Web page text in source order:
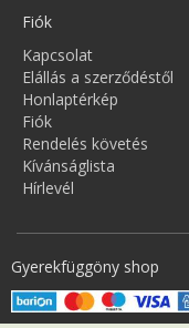
Fiók
Kapcsolat
Elállás a szerződéstől
Honlaptérkép
Fiók
Rendelés követés
Kívánságlista
Hírlevél
Gyerekfüggöny shop